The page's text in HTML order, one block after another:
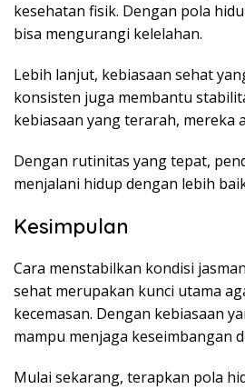
kesehatan fisik. Dengan pola
bisa mengurangi kelelahan.
Lebih lanjut, kebiasaan sehat
konsisten juga membantu
kebiasaan yang terarah, mereka
Dengan rutinitas yang tepat,
menjalani hidup dengan lebih
Kesimpulan
Cara menstabilkan kondisi
sehat merupakan kunci utama
kecemasan. Dengan kebiasaan
mampu menjaga keseimbangan
Mulai sekarang, terapkan pola